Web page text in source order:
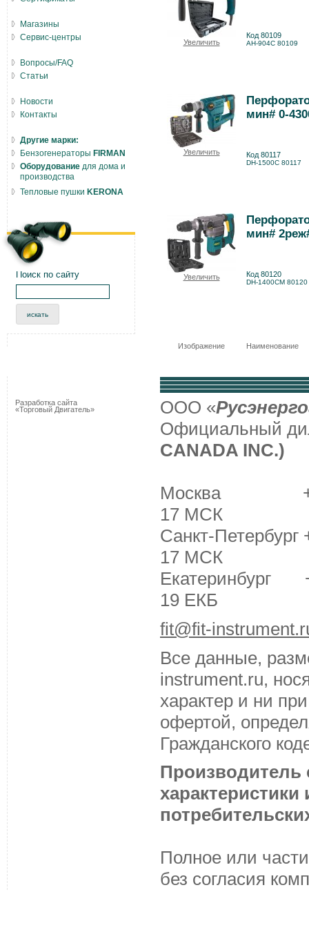
Увеличить
Код 80109
AH-904С 80109
Увеличить
мин# 0-
Код 80117
DH-1500С 80117
Увеличить
мин#
Код 80120
DH-1400СM 80120
Изображение Наименование
Магазины
Сервис-центры
Вопросы/FAQ
Статьи
Новости
Контакты
Другие марки:
Бензогенераторы FIRMAN
Оборудование для дома и
производства
Тепловые пушки KERONA
Поиск по сайту
Разработка сайта
«Торговый Двигатель»
ООО «
Официальный
CANADA INC.)
Москва +7
17 МСК
Санкт-
17 МСК
Екатеринбург
19 ЕКБ
fit@fit-
Все данные,
instrument.ru,
характер и ни
офертой,
Гражданского
Производитель
Полное или
без согласия